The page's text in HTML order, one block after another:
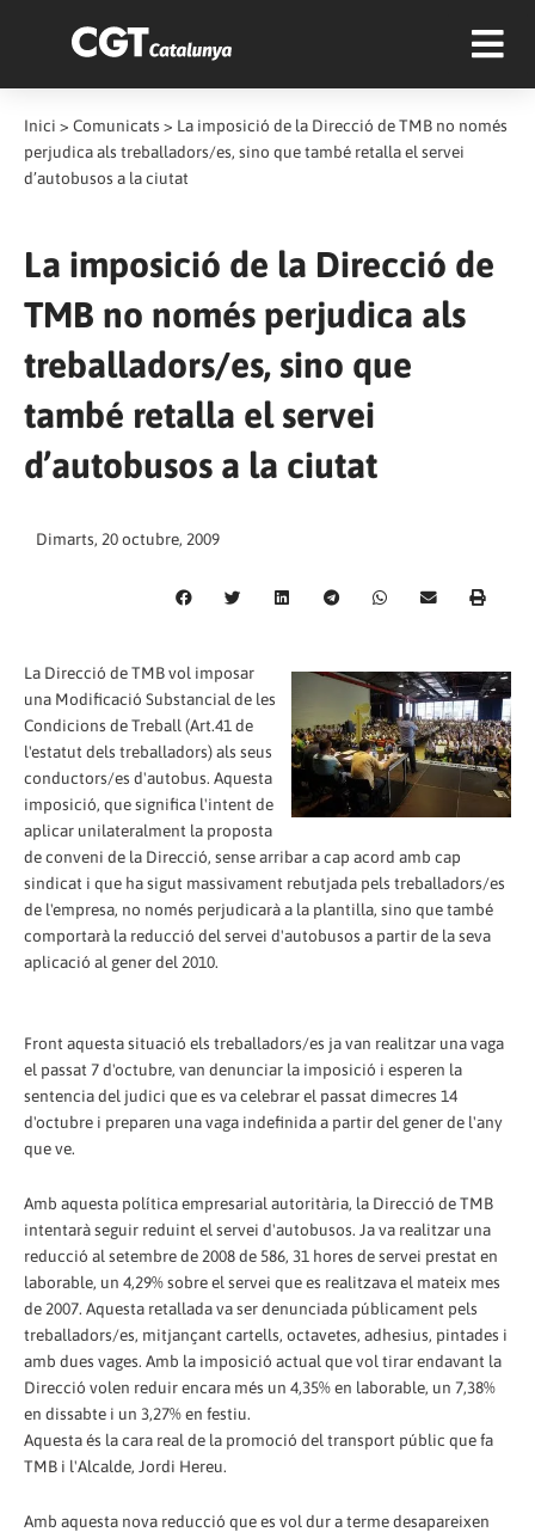
Inici > Comunicats > La imposició de la Direcció de TMB no només
perjudica als treballadors/es, sino que també retalla el servei
d’autobusos a la ciutat
La imposició de la Direcció de
TMB no només perjudica als
treballadors/es, sino que
també retalla el servei
d’autobusos a la ciutat
Dimarts, 20 octubre, 2009
La Direcció de TMB vol imposar
una Modificació Substancial de les
Condicions de Treball (Art.41 de
l'estatut dels treballadors) als seus
conductors/es d'autobus. Aquesta
imposició, que significa l'intent de
aplicar unilateralment la proposta
de conveni de la Direcció, sense arribar a cap acord amb cap
sindicat i que ha sigut massivament rebutjada pels treballadors/es
de l'empresa, no només perjudicarà a la plantilla, sino que també
comportarà la reducció del servei d'autobusos a partir de la seva
aplicació al gener del 2010.
Front aquesta situació els treballadors/es ja van realitzar una vaga
el passat 7 d'octubre, van denunciar la imposició i esperen la
sentencia del judici que es va celebrar el passat dimecres 14
d'octubre i preparen una vaga indefinida a partir del gener de l'any
que ve.
Amb aquesta política empresarial autoritària, la Direcció de TMB
intentarà seguir reduint el servei d'autobusos. Ja va realitzar una
reducció al setembre de 2008 de 586, 31 hores de servei prestat en
laborable, un 4,29% sobre el servei que es realitzava el mateix mes
de 2007. Aquesta retallada va ser denunciada públicament pels
treballadors/es, mitjançant cartells, octavetes, adhesius, pintades i
amb dues vages. Amb la imposició actual que vol tirar endavant la
Direcció volen reduir encara més un 4,35% en laborable, un 7,38%
en dissabte i un 3,27% en festiu.
Aquesta és la cara real de la promoció del transport públic que fa
TMB i l'Alcalde, Jordi Hereu.
Amb aquesta nova reducció que es vol dur a terme desapareixen